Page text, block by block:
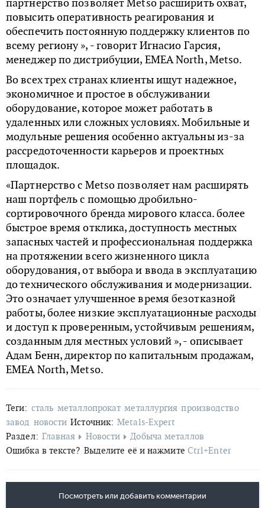
повысить оперативность реагирования и
обеспечить постоянную поддержку клиентов по
всему региону », - говорит Игнасио Гарсия,
менеджер по дистрибуции, EMEA North, Metso.
Во всех трех странах клиенты ищут надежное,
экономичное и простое в обслуживании
оборудование, которое может работать в
удаленных или сложных условиях. Мобильные и
модульные решения особенно актуальны из-за
рассредоточенности карьеров и проектных
площадок.
«Партнерство с Metso позволяет нам расширять
наш портфель с помощью дробильно-
сортировочного бренда мирового класса. более
быстрое время отклика, доступность местных
запасных частей и профессиональная поддержка
на протяжении всего жизненного цикла
оборудования, от выбора и ввода в эксплуатацию
до технического обслуживания и модернизации.
Это означает улучшенное время безотказной
работы, более низкие эксплуатационные расходы
и доступ к проверенным, устойчивым решениям,
созданным для местных условий », - описывает
Адам Бенн, директор по капитальным продажам,
EMEA North, Metso.
Теги: сталь металлопрокат металлургия производство
завод новости Источник: Metals-Expert
Раздел: Главная Новости
Добыча металлов
Ошибка в тексте? Выделите её и нажмите Ctrl+Enter
Посмотреть или добавить комментарии